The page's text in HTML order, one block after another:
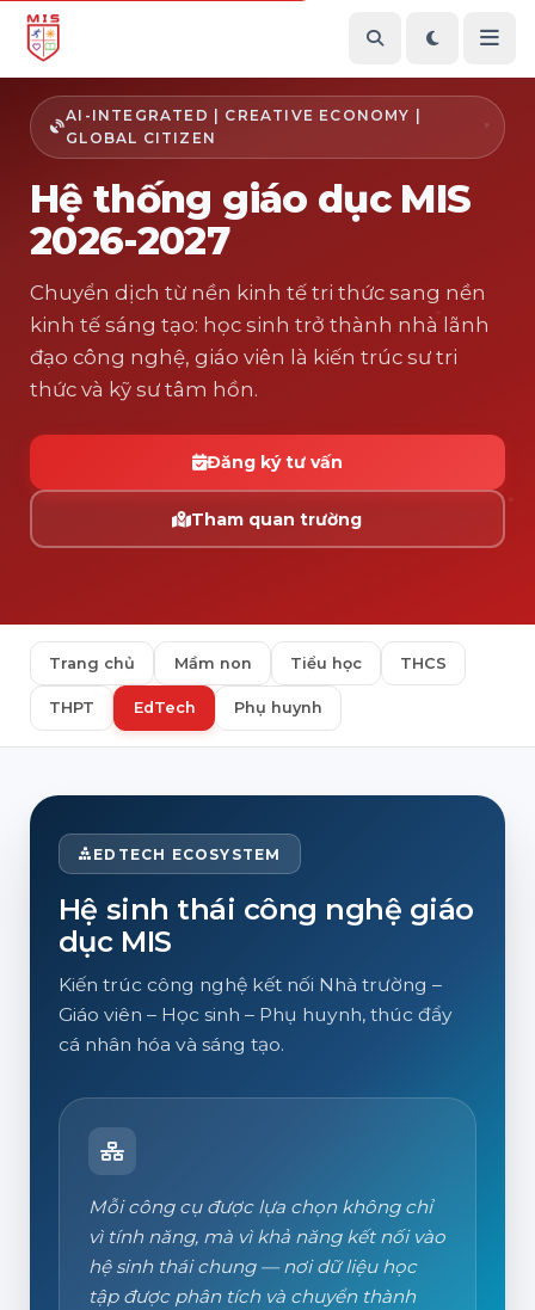
AI-INTEGRATED | CREATIVE ECONOMY |
GLOBAL CITIZEN
Hệ thống giáo dục MIS
2026-2027
Chuyển dịch từ nền kinh tế tri thức sang nền
kinh tế sáng tạo: học sinh trở thành nhà lãnh
đạo công nghệ, giáo viên là kiến trúc sư tri
thức và kỹ sư tâm hồn.
Đăng ký tư vấn
Tham quan trường
Trang chủ Mầm non Tiểu học THCS
THPT EdTech Phụ huynh
EDTECH ECOSYSTEM
Hệ sinh thái công nghệ giáo
dục MIS
Kiến trúc công nghệ kết nối Nhà trường –
Giáo viên – Học sinh – Phụ huynh, thúc đẩy
cá nhân hóa và sáng tạo.
Mỗi công cụ được lựa chọn không chỉ
vì tính năng, mà vì khả năng kết nối vào
hệ sinh thái chung — nơi dữ liệu học
tập được phân tích và chuyển thành